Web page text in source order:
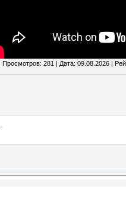
| Просмотров: 281 | Дата: 09.08.2026 |